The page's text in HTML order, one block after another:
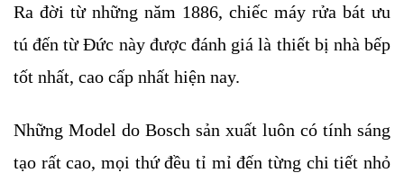
Ra đời từ những năm 1886, chiếc máy rửa bát ưu
tú đến từ Đức này được đánh giá là thiết bị nhà bếp
tốt nhất, cao cấp nhất hiện nay.
Những Model do Bosch sản xuất luôn có tính sáng
tạo rất cao, mọi thứ đều tỉ mỉ đến từng chi tiết nhỏ